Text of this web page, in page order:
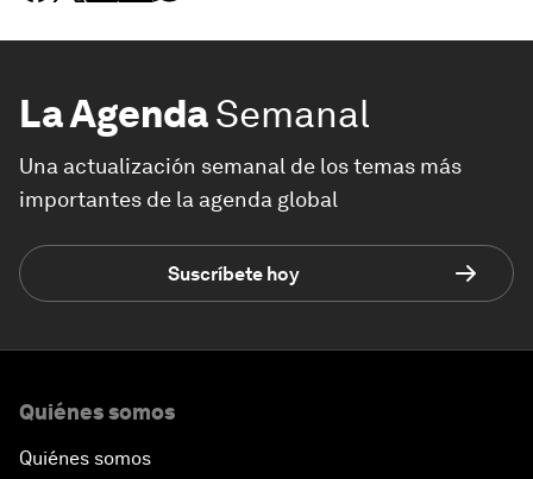
La AgendaSemanal
Una actualización semanal de los temas más
importantes de la agenda global
Suscríbete hoy
Quiénes somos
Quiénes somos